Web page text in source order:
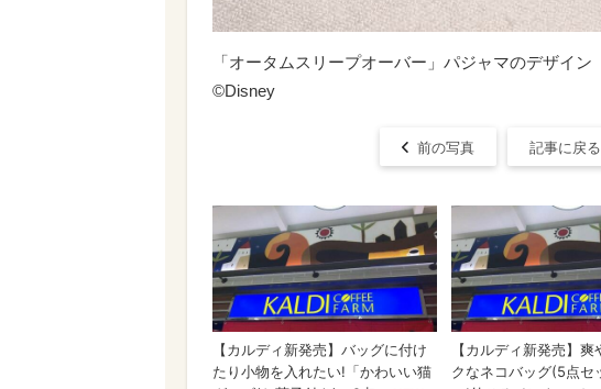
「オータムスリープオーバー」パジャマのデザイン
©Disney
前の写真 記事に戻る